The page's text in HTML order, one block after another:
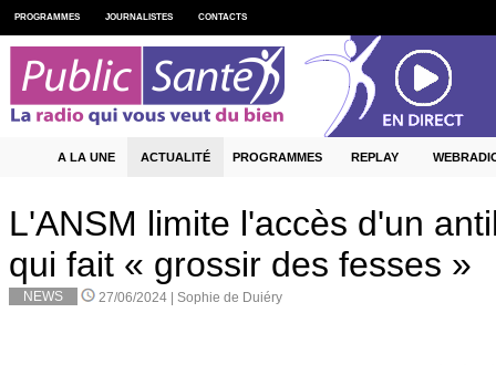
L'ANSM limite l'accès d'un
qui fait « grossir des fesses »
NEWS 27/06/2024 | Sophie de Duiéry
PROGRAMMES JOURNALISTES CONTACTS
A LA UNE ACTUALITÉ PROGRAMMES REPLAY